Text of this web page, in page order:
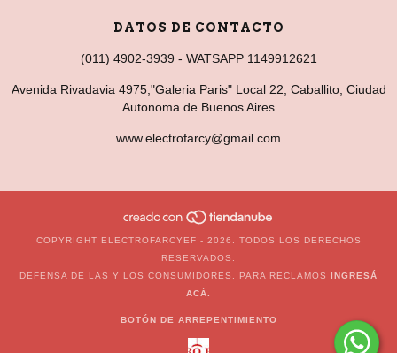
DATOS DE CONTACTO
(011) 4902-3939 - WATSAPP 1149912621
Avenida Rivadavia 4975,"Galeria Paris" Local 22, Caballito, Ciudad
Autonoma de Buenos Aires
www.electrofarcy@gmail.com
COPYRIGHT ELECTROFARCYEF - 2026. TODOS LOS DERECHOS
RESERVADOS.
DEFENSA DE LAS Y LOS CONSUMIDORES. PARA RECLAMOS INGRESÁ
ACÁ.
BOTÓN DE ARREPENTIMIENTO